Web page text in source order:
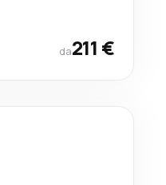
da211 €